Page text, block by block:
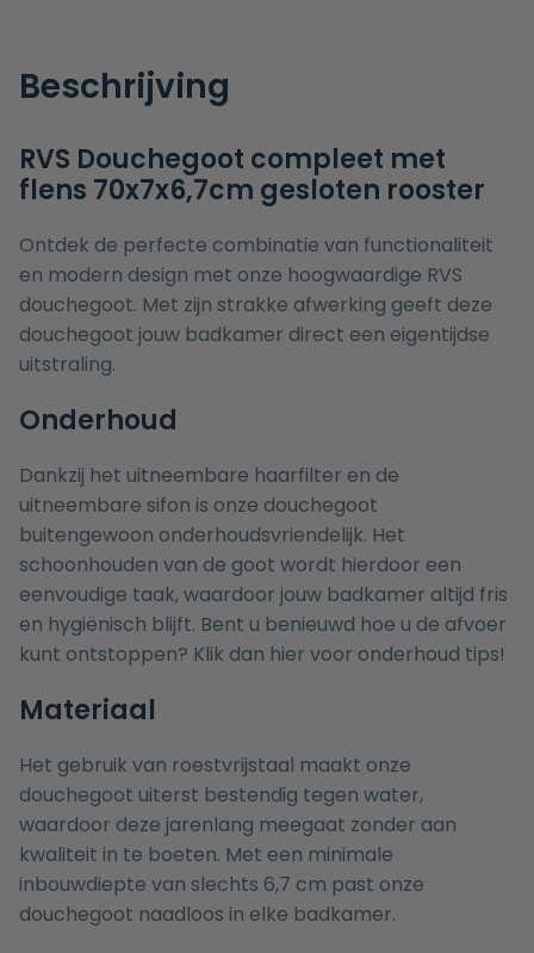
Beschrijving
RVS Douchegoot compleet met
flens 70x7x6,7cm gesloten rooster
Ontdek de perfecte combinatie van functionaliteit
en modern design met onze hoogwaardige RVS
douchegoot. Met zijn strakke afwerking geeft deze
douchegoot jouw badkamer direct een eigentijdse
uitstraling.
Onderhoud
Dankzij het uitneembare haarfilter en de
uitneembare sifon is onze douchegoot
buitengewoon onderhoudsvriendelijk. Het
schoonhouden van de goot wordt hierdoor een
eenvoudige taak, waardoor jouw badkamer altijd fris
en hygiënisch blijft. Bent u benieuwd hoe u de afvoer
kunt ontstoppen? Klik dan hier voor onderhoud tips!
Materiaal
Het gebruik van roestvrijstaal maakt onze
douchegoot uiterst bestendig tegen water,
waardoor deze jarenlang meegaat zonder aan
kwaliteit in te boeten. Met een minimale
inbouwdiepte van slechts 6,7 cm past onze
douchegoot naadloos in elke badkamer.